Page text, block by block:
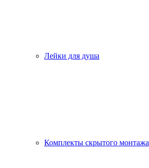
Лейки для душа
Комплекты скрытого монтажа